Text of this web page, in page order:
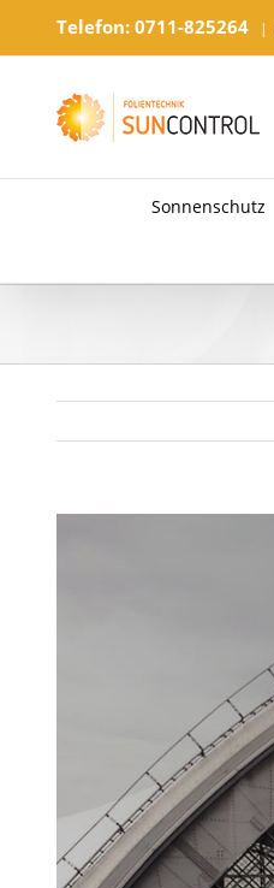
Telefon: 0711-825264 |
Sonnenschutz